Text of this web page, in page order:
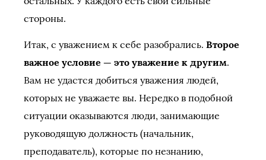
стороны.
Итак, с уважением к себе разобрались. Второе
важное условие — это уважение к другим.
Вам не удастся добиться уважения людей,
которых не уважаете вы. Нередко в подобной
ситуации оказываются люди, занимающие
руководящую должность (начальник,
преподаватель), которые по незнанию,